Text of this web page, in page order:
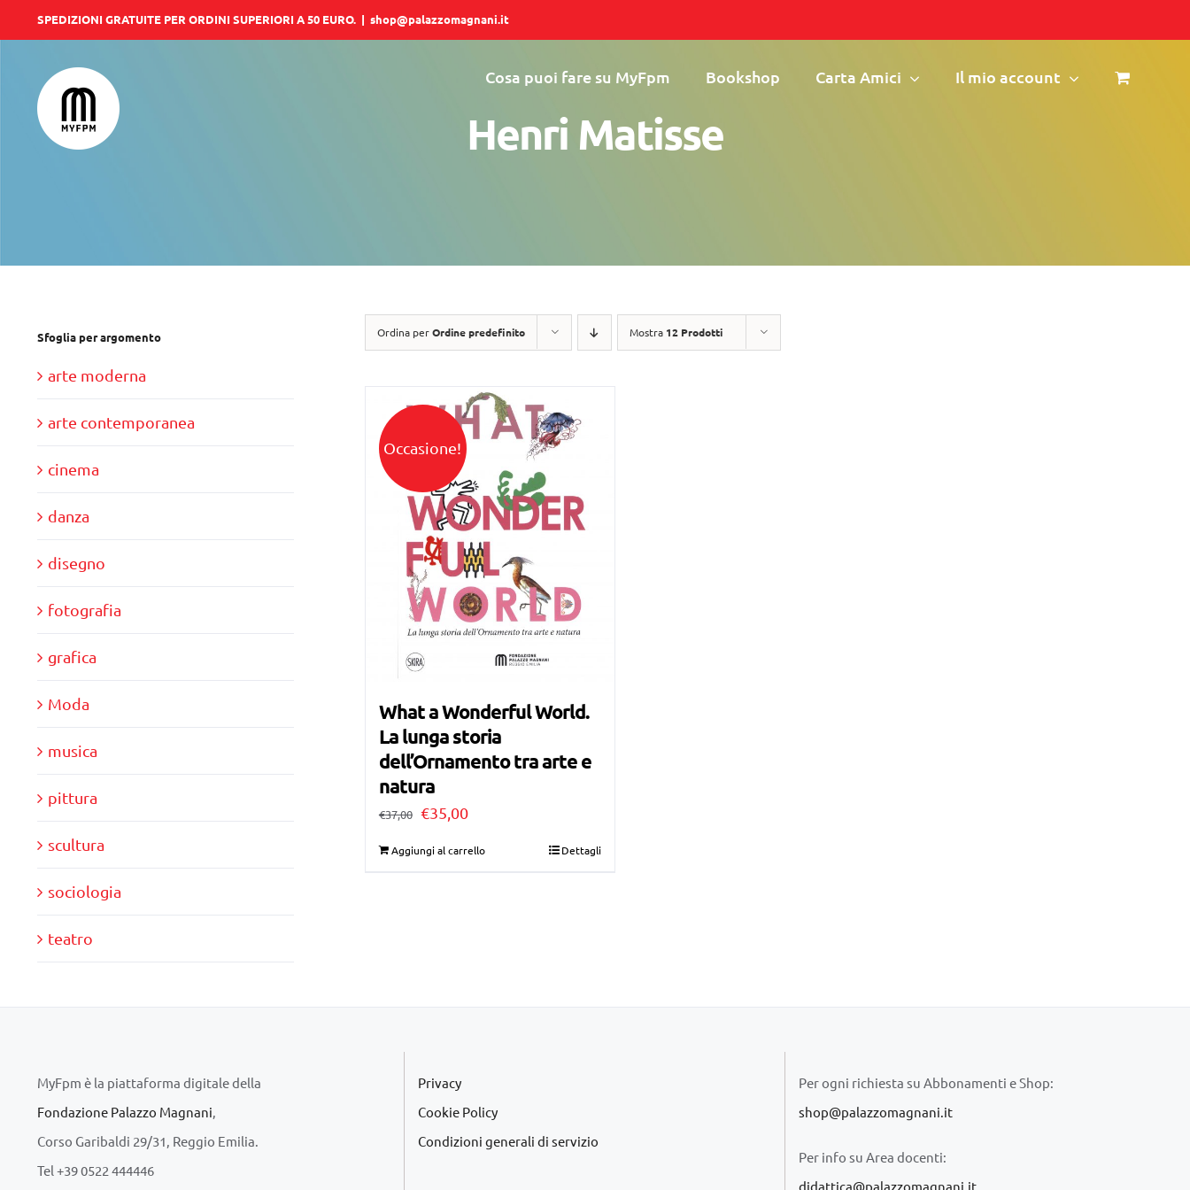
al
contenuto
SPEDIZIONI GRATUITE PER ORDINI SUPERIORI A 50 EURO. | shop@palazzomagnani.it
Cosa puoi fare su MyFpm Bookshop Carta Amici Il mio account
Henri Matisse
Ordina perOrdine predefinito Mostra 12 Prodotti
Occasione!
What a Wonderful World.
La lunga storia
dell’Ornamento tra arte e
natura
€37,00 Il
€35,00Il
Aggiungi al carrello Dettagli
Sfoglia per argomento
arte moderna
arte contemporanea
cinema
danza
disegno
fotografia
grafica
Moda
musica
pittura
scultura
sociologia
teatro
MyFpm è la piattaforma digitale della
Fondazione Palazzo Magnani
Corso Garibaldi 29/31, Reggio Emilia.
Tel +39 0522 444446
Privacy
Cookie Policy
Condizioni generali di servizio
Per ogni richiesta su Abbonamenti e Shop:
shop@palazzomagnani.it
Per info su Area docenti:
didattica@palazzomagnani.it